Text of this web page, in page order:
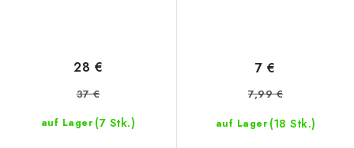
auf Lager (7 Stk.)
28 €
37 €
auf Lager (18 Stk.)
7 €
7,99 €